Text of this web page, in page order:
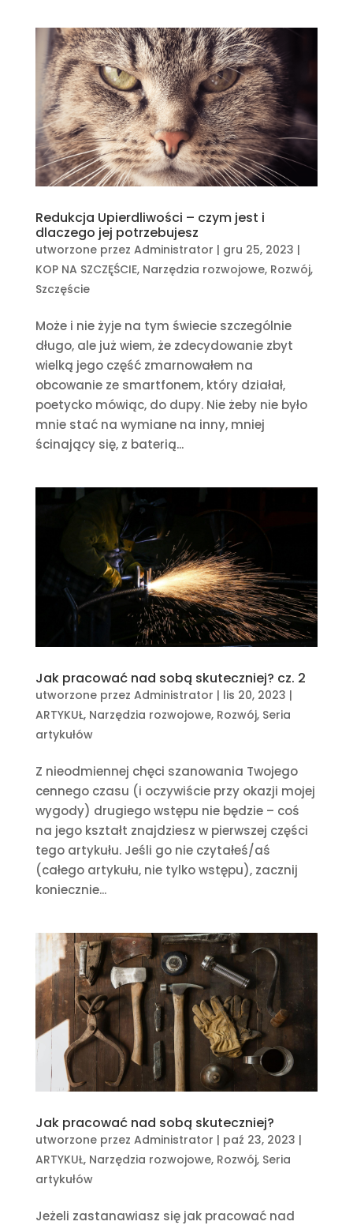
Redukcja Upierdliwości – czym jest i
dlaczego jej potrzebujesz
utworzone przez Administrator | gru 25, 2023 |
KOP NA SZCZĘŚCIE, Narzędzia rozwojowe, Rozwój,
Szczęście
Może i nie żyje na tym świecie szczególnie
długo, ale już wiem, że zdecydowanie zbyt
wielką jego część zmarnowałem na
obcowanie ze smartfonem, który działał,
poetycko mówiąc, do dupy. Nie żeby nie było
mnie stać na wymiane na inny, mniej
ścinający się, z baterią...
Jak pracować nad sobą skuteczniej? cz. 2
utworzone przez Administrator | lis 20, 2023 |
ARTYKUŁ, Narzędzia rozwojowe, Rozwój, Seria
artykułów
Z nieodmiennej chęci szanowania Twojego
cennego czasu (i oczywiście przy okazji mojej
wygody) drugiego wstępu nie będzie – coś
na jego kształt znajdziesz w pierwszej części
tego artykułu. Jeśli go nie czytałeś/aś
(całego artykułu, nie tylko wstępu), zacznij
koniecznie...
Jak pracować nad sobą skuteczniej?
utworzone przez Administrator | paź 23, 2023 |
ARTYKUŁ, Narzędzia rozwojowe, Rozwój, Seria
artykułów
Jeżeli zastanawiasz się jak pracować nad